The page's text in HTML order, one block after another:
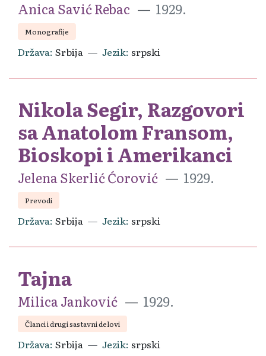
Anica Savić Rebac 1929.
Monografije
Država Srbija Jezik srpski
Nikola Segir, Razgovori
sa Anatolom Fransom,
Bioskopi i Amerikanci
Jelena Skerlić Ćorović 1929.
Prevodi
Država Srbija Jezik srpski
Tajna
Milica Janković 1929.
Članci i drugi sastavni delovi
Država Srbija Jezik srpski